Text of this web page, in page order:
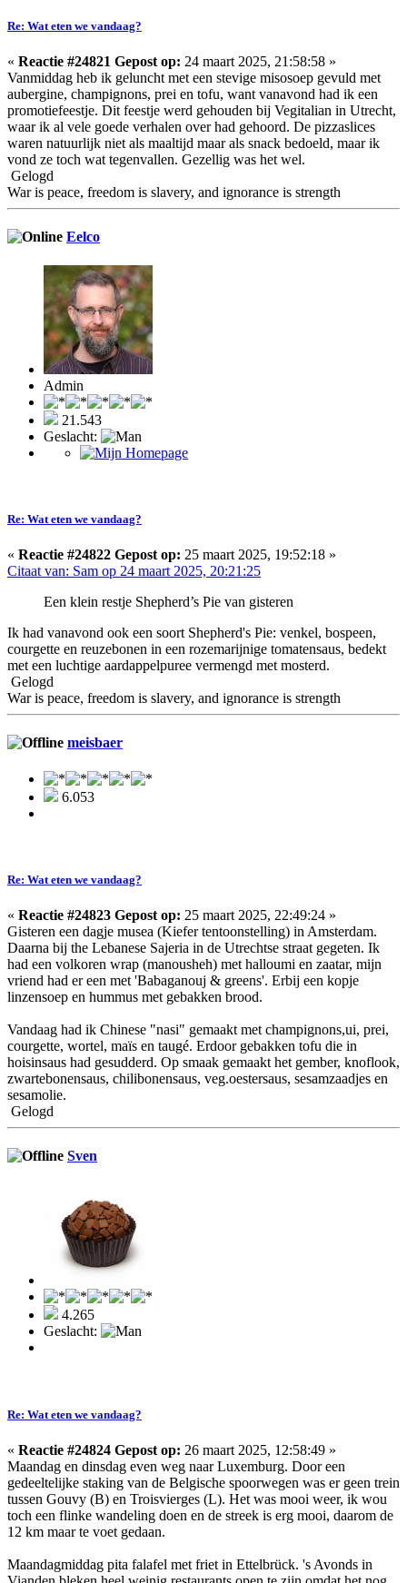
Re: Wat eten we vandaag?
« Reactie #24821 Gepost op: 24 maart 2025, 21:58:58 »
Vanmiddag heb ik geluncht met een stevige misosoep gevuld met
aubergine, champignons, prei en tofu, want vanavond had ik een
promotiefeestje. Dit feestje werd gehouden bij Vegitalian in Utrecht,
waar ik al vele goede verhalen over had gehoord. De pizzaslices
waren natuurlijk niet als maaltijd maar als snack bedoeld, maar ik
vond ze toch wat tegenvallen. Gezellig was het wel.
Gelogd
War is peace, freedom is slavery, and ignorance is strength
Eelco
Admin
21.543
Geslacht:
Re: Wat eten we vandaag?
« Reactie #24822 Gepost op: 25 maart 2025, 19:52:18 »
Citaat van: Sam op 24 maart 2025, 20:21:25
Een klein restje Shepherd’s Pie van gisteren
Ik had vanavond ook een soort Shepherd's Pie: venkel, bospeen,
courgette en reuzebonen in een rozemarijnige tomatensaus, bedekt
met een luchtige aardappelpuree vermengd met mosterd.
Gelogd
War is peace, freedom is slavery, and ignorance is strength
meisbaer
6.053
Re: Wat eten we vandaag?
« Reactie #24823 Gepost op: 25 maart 2025, 22:49:24 »
Gisteren een dagje musea (Kiefer tentoonstelling) in Amsterdam.
Daarna bij the Lebanese Sajeria in de Utrechtse straat gegeten. Ik
had een volkoren wrap (manousheh) met halloumi en zaatar, mijn
vriend had er een met 'Babaganouj & greens'. Erbij een kopje
linzensoep en hummus met gebakken brood.
Vandaag had ik Chinese "nasi" gemaakt met champignons,ui, prei,
courgette, wortel, maïs en taugé. Erdoor gebakken tofu die in
hoisinsaus had gesudderd. Op smaak gemaakt het gember, knoflook,
zwartebonensaus, chilibonensaus, veg.oestersaus, sesamzaadjes en
sesamolie.
Gelogd
Sven
4.265
Geslacht:
Re: Wat eten we vandaag?
« Reactie #24824 Gepost op: 26 maart 2025, 12:58:49 »
Maandag en dinsdag even weg naar Luxemburg. Door een
gedeeltelijke staking van de Belgische spoorwegen was er geen trein
tussen Gouvy (B) en Troisvierges (L). Het was mooi weer, ik wou
toch een flinke wandeling doen en de streek is erg mooi, daarom de
12 km maar te voet gedaan.
Maandagmiddag pita falafel met friet in Ettelbrück. 's Avonds in